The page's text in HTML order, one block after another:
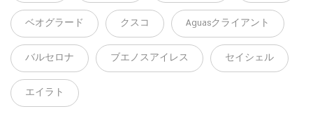
ベオグラード クスコ Aguasクライアント
バルセロナ ブエノスアイレス セイシェル
エイラト